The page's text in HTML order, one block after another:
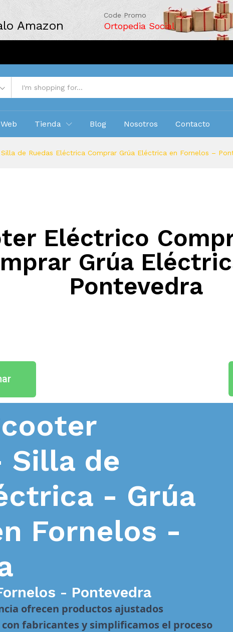
Amazon
Code Promo
Ortopedia Social
Web Tienda Blog Nosotros Contacto
de Ruedas Eléctrica Comprar Grúa Eléctrica en Fornelos –
Eléctrico
Grúa
Pontevedra
de
- Grúa
Fornelos -
- Pontevedra
ofrecen productos ajustados
fabricantes y simplificamos el proceso